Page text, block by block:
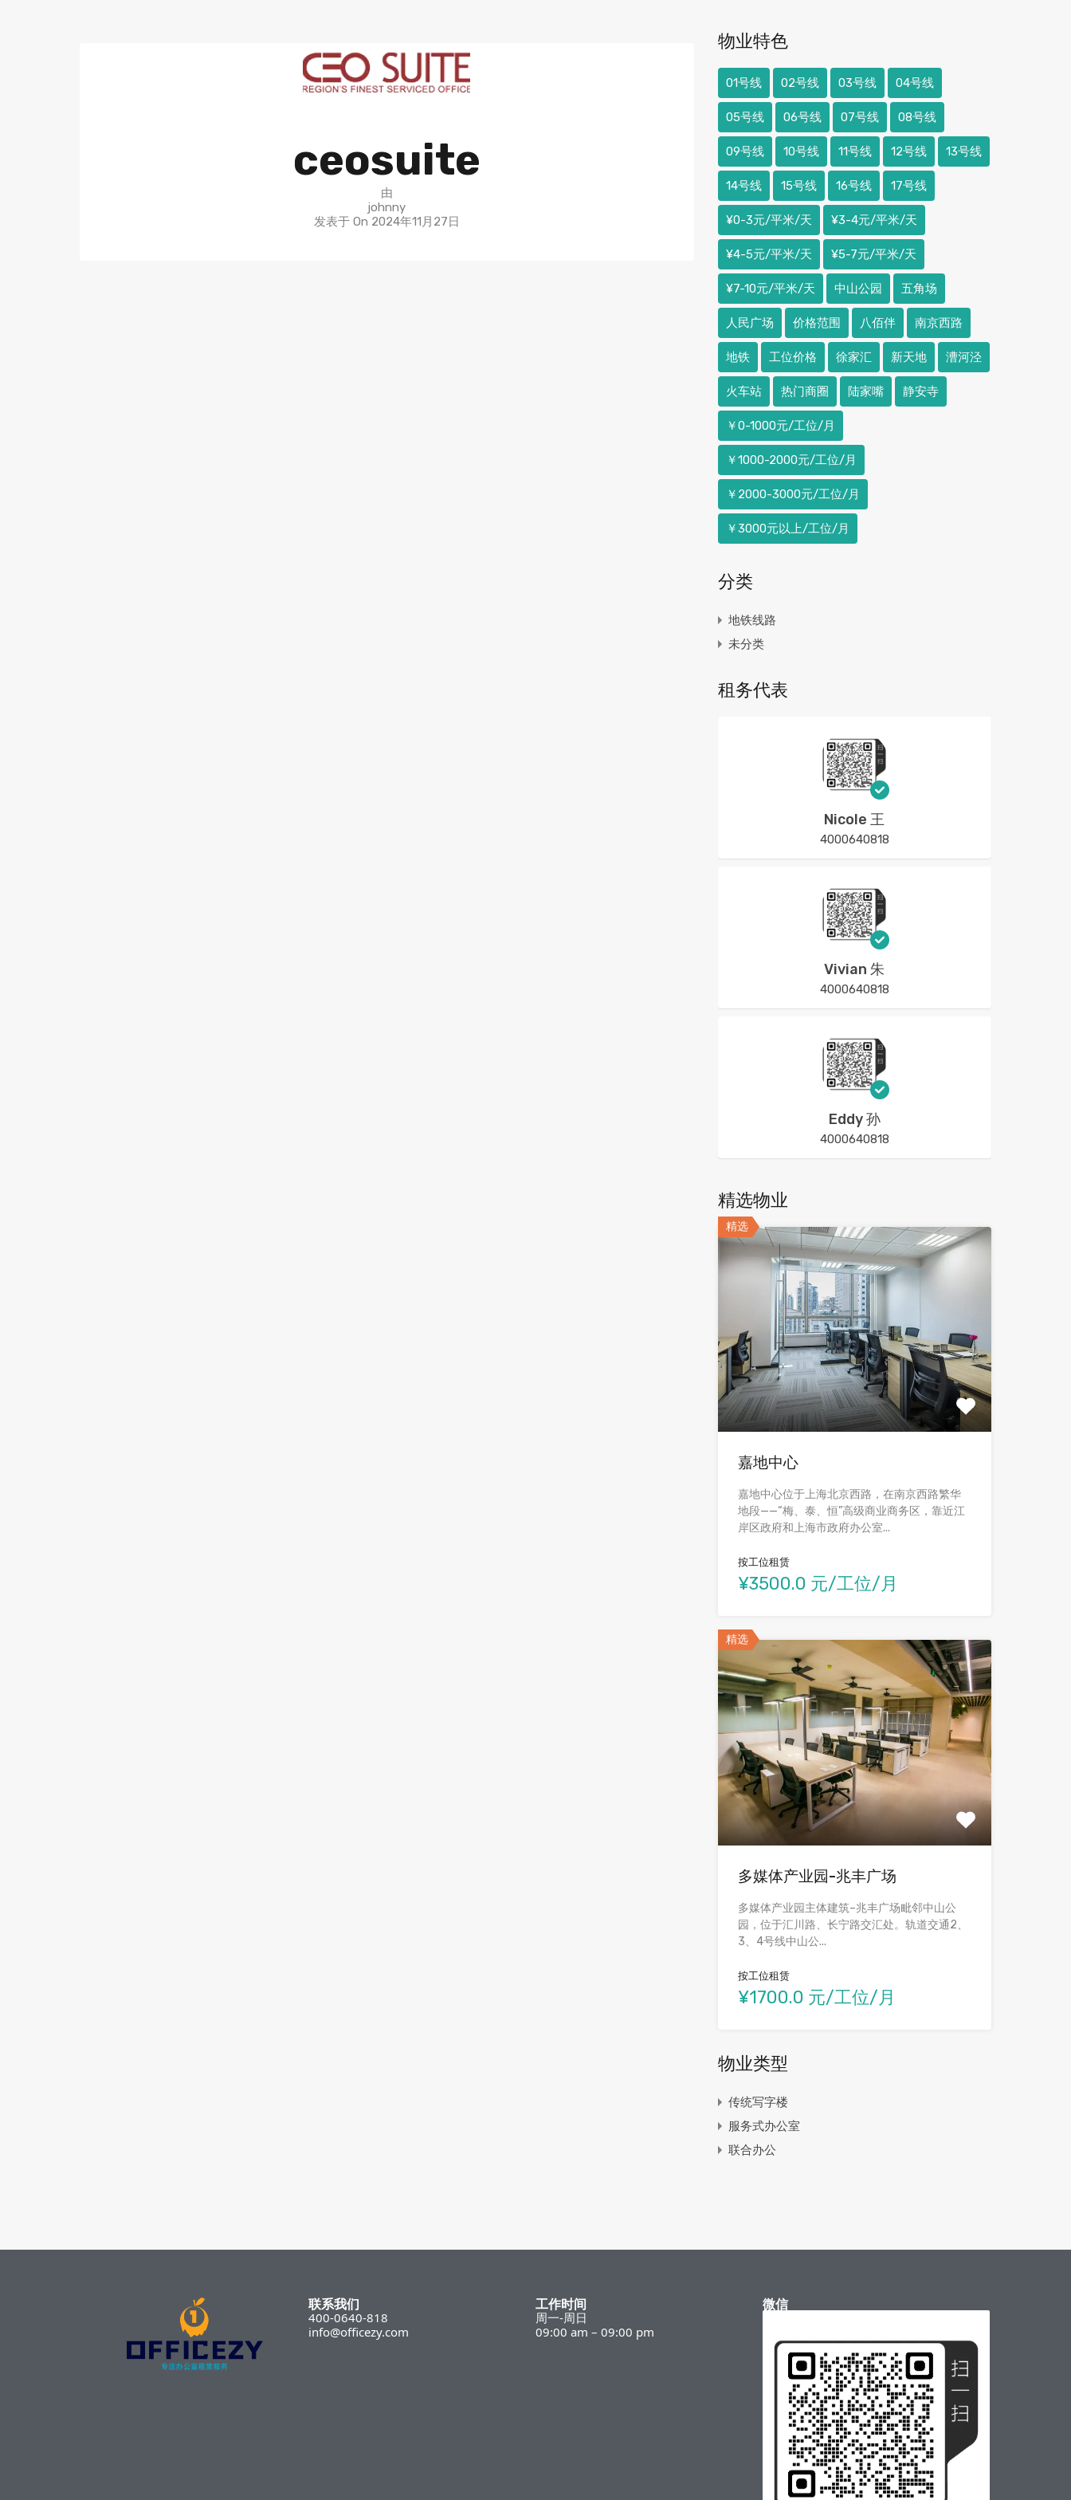
ceosuite
由
johnny
发表于 On 2024年11月27日
物业特色
01号线 02号线 03号线 04号线
05号线 06号线 07号线 08号线
09号线 10号线 11号线 12号线 13号线
14号线 15号线 16号线 17号线
¥0-3元/平米/天 ¥3-4元/平米/天
¥4-5元/平米/天 ¥5-7元/平米/天
¥7-10元/平米/天 中山公园 五角场
人民广场 价格范围 八佰伴 南京西路
地铁 工位价格 徐家汇 新天地 漕河泾
火车站 热门商圈 陆家嘴 静安寺
￥0-1000元/工位/月
￥1000-2000元/工位/月
￥2000-3000元/工位/月
￥3000元以上/工位/月
分类
地铁线路
未分类
租务代表
Nicole 王
4000640818
Vivian 朱
4000640818
Eddy 孙
4000640818
精选物业
精选
嘉地中心
嘉地中心位于上海北京西路，在南京西路繁华
地段——“梅、泰、恒”高级商业商务区，靠近江
岸区政府和上海市政府办公室...
按工位租赁
¥3500.0 元/工位/月
精选
多媒体产业园-兆丰广场
多媒体产业园主体建筑–兆丰广场毗邻中山公
园，位于汇川路、长宁路交汇处。轨道交通2、
3、4号线中山公...
按工位租赁
¥1700.0 元/工位/月
物业类型
传统写字楼
服务式办公室
联合办公
联系我们
400-0640-818
info@officezy.com
工作时间
周一-周日
09:00 am – 09:00 pm
微信